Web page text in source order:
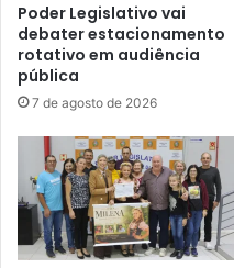
Poder Legislativo vai
debater estacionamento
rotativo em audiência
pública
7 de agosto de 2026